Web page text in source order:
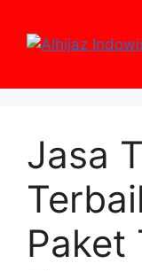
content
Jasa
Paket